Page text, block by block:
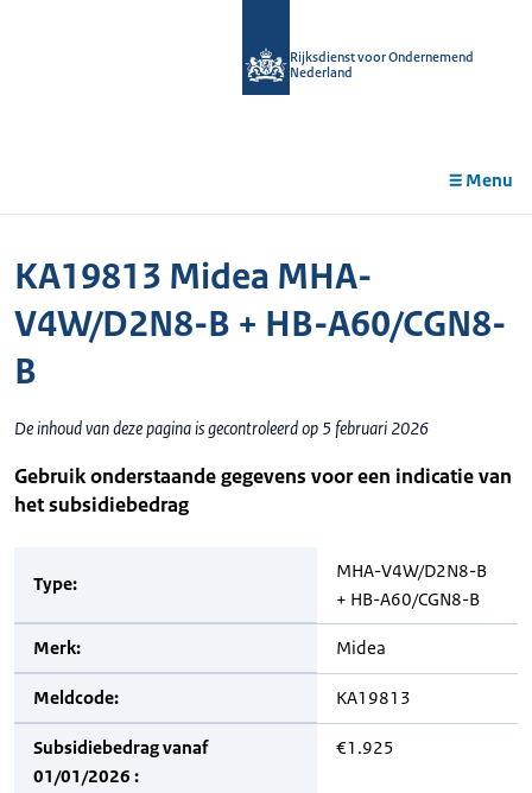
Rijksdienst voor Ondernemend
Nederland
Menu
KA19813 Midea MHA-
V4W/D2N8-B + HB-A60/CGN8-
B
De inhoud van deze pagina is gecontroleerd op 5 februari 2026
Gebruik onderstaande gegevens voor een indicatie van
het subsidiebedrag
Type:
MHA-V4W/D2N8-B
+ HB-A60/CGN8-B
Merk: Midea
Meldcode: KA19813
Subsidiebedrag vanaf
01/01/2026 :
€1.925